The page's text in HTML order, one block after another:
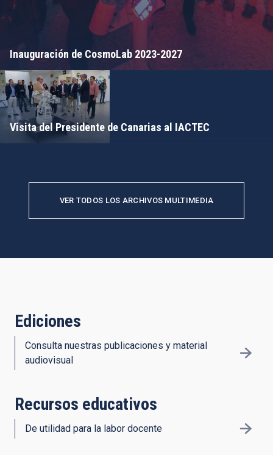
Inauguración de CosmoLab 2023-2027
Visita del Presidente de Canarias al IACTEC
VER TODOS LOS ARCHIVOS MULTIMEDIA
Ediciones
Consulta nuestras publicaciones y material
audiovisual
Recursos educativos
De utilidad para la labor docente